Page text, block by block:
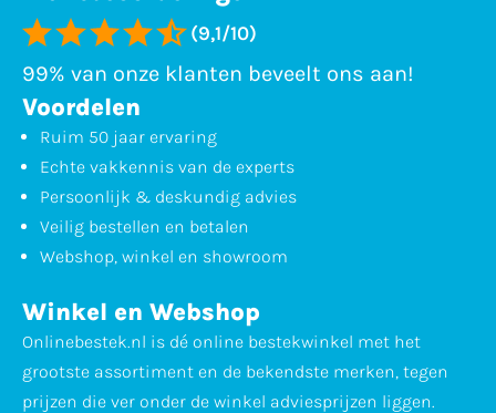
(9,1/10)
99% van onze klanten beveelt ons aan!
Voordelen
Ruim 50 jaar ervaring
Echte vakkennis van de experts
Persoonlijk & deskundig advies
Veilig bestellen en betalen
Webshop, winkel en showroom
Winkel en Webshop
Onlinebestek.nl is dé online bestekwinkel met het
grootste assortiment en de bekendste merken, tegen
prijzen die ver onder de winkel adviesprijzen liggen.